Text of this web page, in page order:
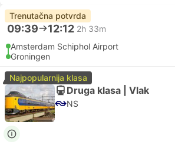
Trenutačna potvrda
09:39 12:12 2h 33m
Amsterdam Schiphol Airport
Groningen
Najpopularnija klasa
Druga klasa | Vlak
NS